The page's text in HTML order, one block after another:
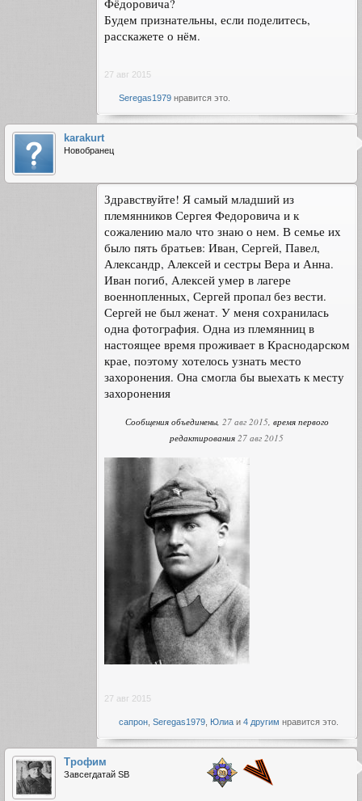
Фёдоровича?
Будем признательны, если поделитесь,
расскажете о нём.
27 авг 2015
Seregas1979нравится это.
karakurt
Новобранец
Здравствуйте! Я самый младший из
племянников Сергея Федоровича и к
сожалению мало что знаю о нем. В семье их
было пять братьев: Иван, Сергей, Павел,
Александр, Алексей и сестры Вера и Анна.
Иван погиб, Алексей умер в лагере
военнопленных, Сергей пропал без вести.
Сергей не был женат. У меня сохранилась
одна фотография. Одна из племянниц в
настоящее время проживает в Краснодарском
крае, поэтому хотелось узнать место
захоронения. Она смогла бы выехать к месту
захоронения
Сообщения объединены, 27 авг 2015, время первого
редактирования27 авг 2015
27 авг 2015
сапрон, Seregas1979, Юлиаи 4 другим нравится это.
Трофим
Завсегдатай SB